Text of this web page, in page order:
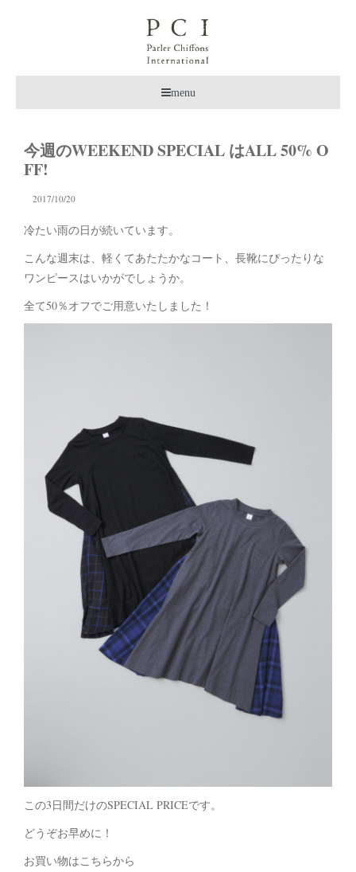
menu
今週のWEEKEND SPECIAL はALL 50% O
FF!
2017/10/20
冷たい雨の日が続いています。
こんな週末は、軽くてあたたかなコート、長靴にぴったりな
ワンピースはいかがでしょうか。
全て50％オフでご用意いたしました！
この3日間だけのSPECIAL PRICEです。
どうぞお早めに！
お買い物はこちらから